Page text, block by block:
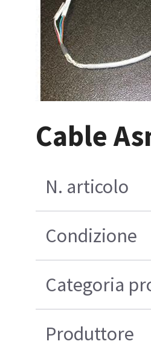
Cable
N. articolo
Condizione
Categoria
Produttore